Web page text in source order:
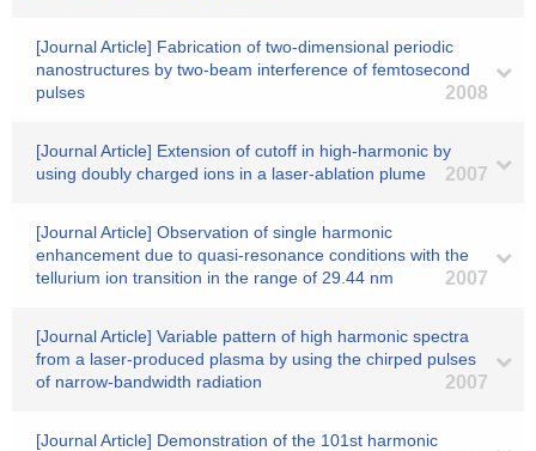
[Journal Article] Fabrication of two-dimensional periodic
nanostructures by two-beam interference of femtosecond
pulses
2008
[Journal Article] Extension of cutoff in high-harmonic by
using doubly charged ions in a laser-ablation plume
2007
[Journal Article] Observation of single harmonic
enhancement due to quasi-resonance conditions with the
tellurium ion transition in the range of 29.44 nm
2007
[Journal Article] Variable pattern of high harmonic spectra
from a laser-produced plasma by using the chirped pulses
of narrow-bandwidth radiation
2007
[Journal Article] Demonstration of the 101st harmonic